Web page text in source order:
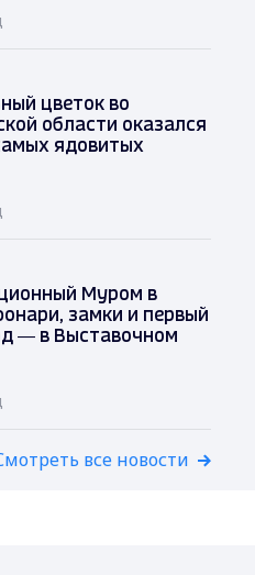
цветок во
области оказался
ядовитых
Муром в
замки и первый
— в Выставочном
все новости